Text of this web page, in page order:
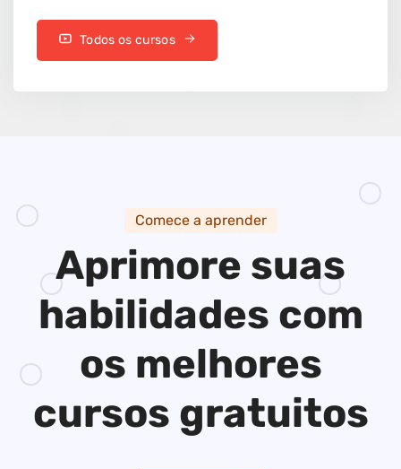
Todos os cursos
Comece a aprender
Aprimore suas
habilidades com
os melhores
cursos gratuitos